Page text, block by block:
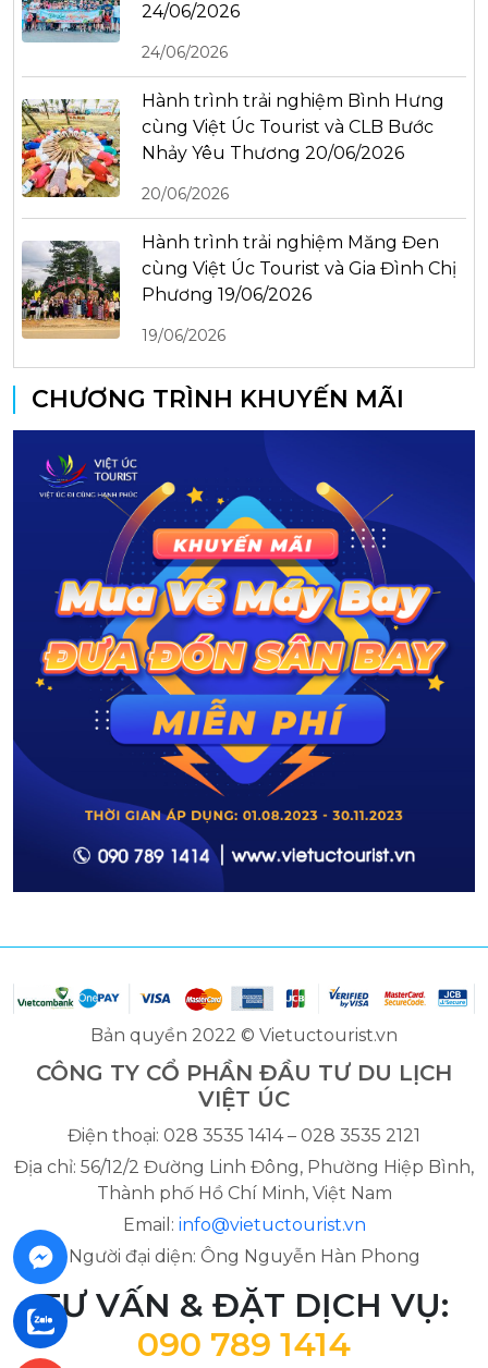
24/06/2026
24/06/2026
Hành trình trải nghiệm Bình Hưng
cùng Việt Úc Tourist và CLB Bước
Nhảy Yêu Thương 20/06/2026
20/06/2026
Hành trình trải nghiệm Măng Đen
cùng Việt Úc Tourist và Gia Đình Chị
Phương 19/06/2026
19/06/2026
CHƯƠNG TRÌNH KHUYẾN MÃI
Bản quyền 2022 © Vietuctourist.vn
CÔNG TY CỔ PHẦN ĐẦU TƯ DU LỊCH
VIỆT ÚC
Điện thoại: 028 3535 1414 – 028 3535 2121
Địa chỉ: 56/12/2 Đường Linh Đông, Phường Hiệp Bình,
Thành phố Hồ Chí Minh, Việt Nam
Email: info@vietuctourist.vn
Người đại diện: Ông Nguyễn Hàn Phong
TƯ VẤN & ĐẶT DỊCH VỤ:
090 789 1414